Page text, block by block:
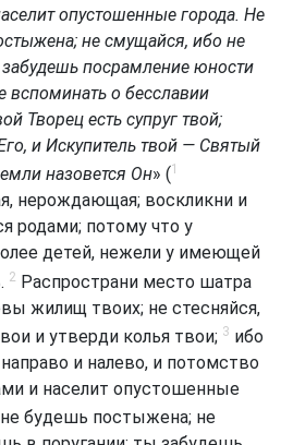
опустошенные города. Не
не смущайся, ибо не
посрамление юности
вспоминать о бесславии
Творец есть супруг твой;
и Искупитель твой — Святый
назовется Он» (1
нерождающая; воскликни и
родами; потому что у
детей, нежели у имеющей
2 Распространи место шатра
жилищ твоих; не стесняйся,
и утверди колья твои; 3 ибо
и налево, и потомство
и населит опустошенные
не будешь постыжена; не